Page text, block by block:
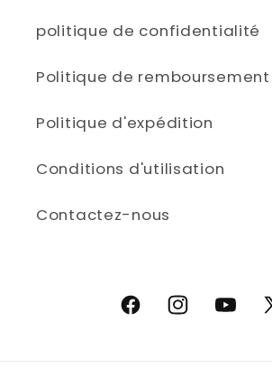
politique de confidentialité
Politique de remboursement
Politique d'expédition
Conditions d'utilisation
Contactez-nous
FacebookInstagram